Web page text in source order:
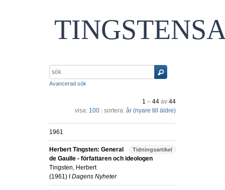
Avancerad sök
1 – 44 av 44
visa: 100 sortera: år (nyare till äldre)
1961
Tidningsartikel
Herbert Tingsten: General
de Gaulle - författaren och ideologen
Tingsten, Herbert
(1961) I Dagens Nyheter